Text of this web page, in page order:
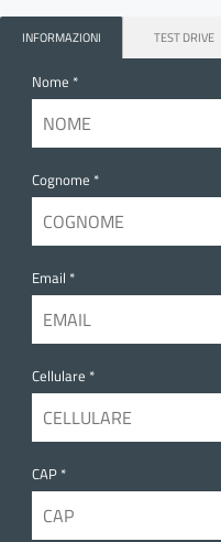
INFORMAZIONI TEST DRIVE
Nome *
Cognome *
Email *
Cellulare *
CAP *